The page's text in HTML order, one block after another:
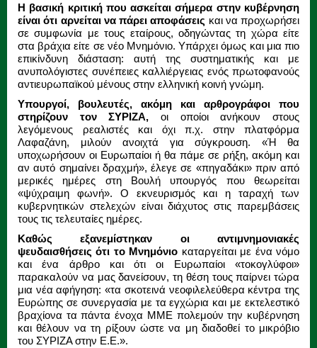
Η βασική κριτική που ασκείται σήμερα στην κυβέρνηση
είναι ότι αρνείται να πάρει αποφάσεις και να προχωρήσει
σε συμφωνία με τους εταίρους, οδηγώντας τη χώρα είτε
στα βράχια είτε σε νέο Μνημόνιο. Υπάρχει όμως και μια πιο
επικίνδυνη διάσταση: αυτή της συστηματικής και με
ανυπολόγιστες συνέπειες καλλιέργειας ενός πρωτοφανούς
αντιευρωπαϊκού μένους στην ελληνική κοινή γνώμη.
Υπουργοί, βουλευτές, ακόμη και αρθρογράφοι που
στηρίζουν τον ΣΥΡΙΖΑ, οι οποίοι ανήκουν στους
λεγόμενους ρεαλιστές και όχι π.χ. στην πλατφόρμα
Λαφαζάνη, μιλούν ανοιχτά για σύγκρουση. «Ή θα
υποχωρήσουν οι Ευρωπαίοι ή θα πάμε σε ρήξη, ακόμη και
αν αυτό σημαίνει δραχμή», έλεγε σε «πηγαδάκι» πριν από
μερικές ημέρες στη Βουλή υπουργός που θεωρείται
«ψύχραιμη φωνή». Ο εκνευρισμός και η ταραχή των
κυβερνητικών στελεχών είναι διάχυτος στις παρεμβάσεις
τους τις τελευταίες ημέρες.
Καθώς εξανεμίστηκαν οι αντιμνημονιακές
ψευδαισθήσεις ότι το Μνημόνιο καταργείται με ένα νόμο
και ένα άρθρο και ότι οι Ευρωπαίοι «τοκογλύφοι»
παρακαλούν να μας δανείσουν, τη θέση τους παίρνει τώρα
μια νέα αφήγηση: «τα σκοτεινά νεοφιλελεύθερα κέντρα της
Ευρώπης σε συνεργασία με τα εγχώρια και με εκτελεστικό
βραχίονα τα πάντα ένοχα ΜΜΕ πολεμούν την κυβέρνηση
και θέλουν να τη ρίξουν ώστε να μη διαδοθεί το μικρόβιο
του ΣΥΡΙΖΑ στην Ε.Ε.».